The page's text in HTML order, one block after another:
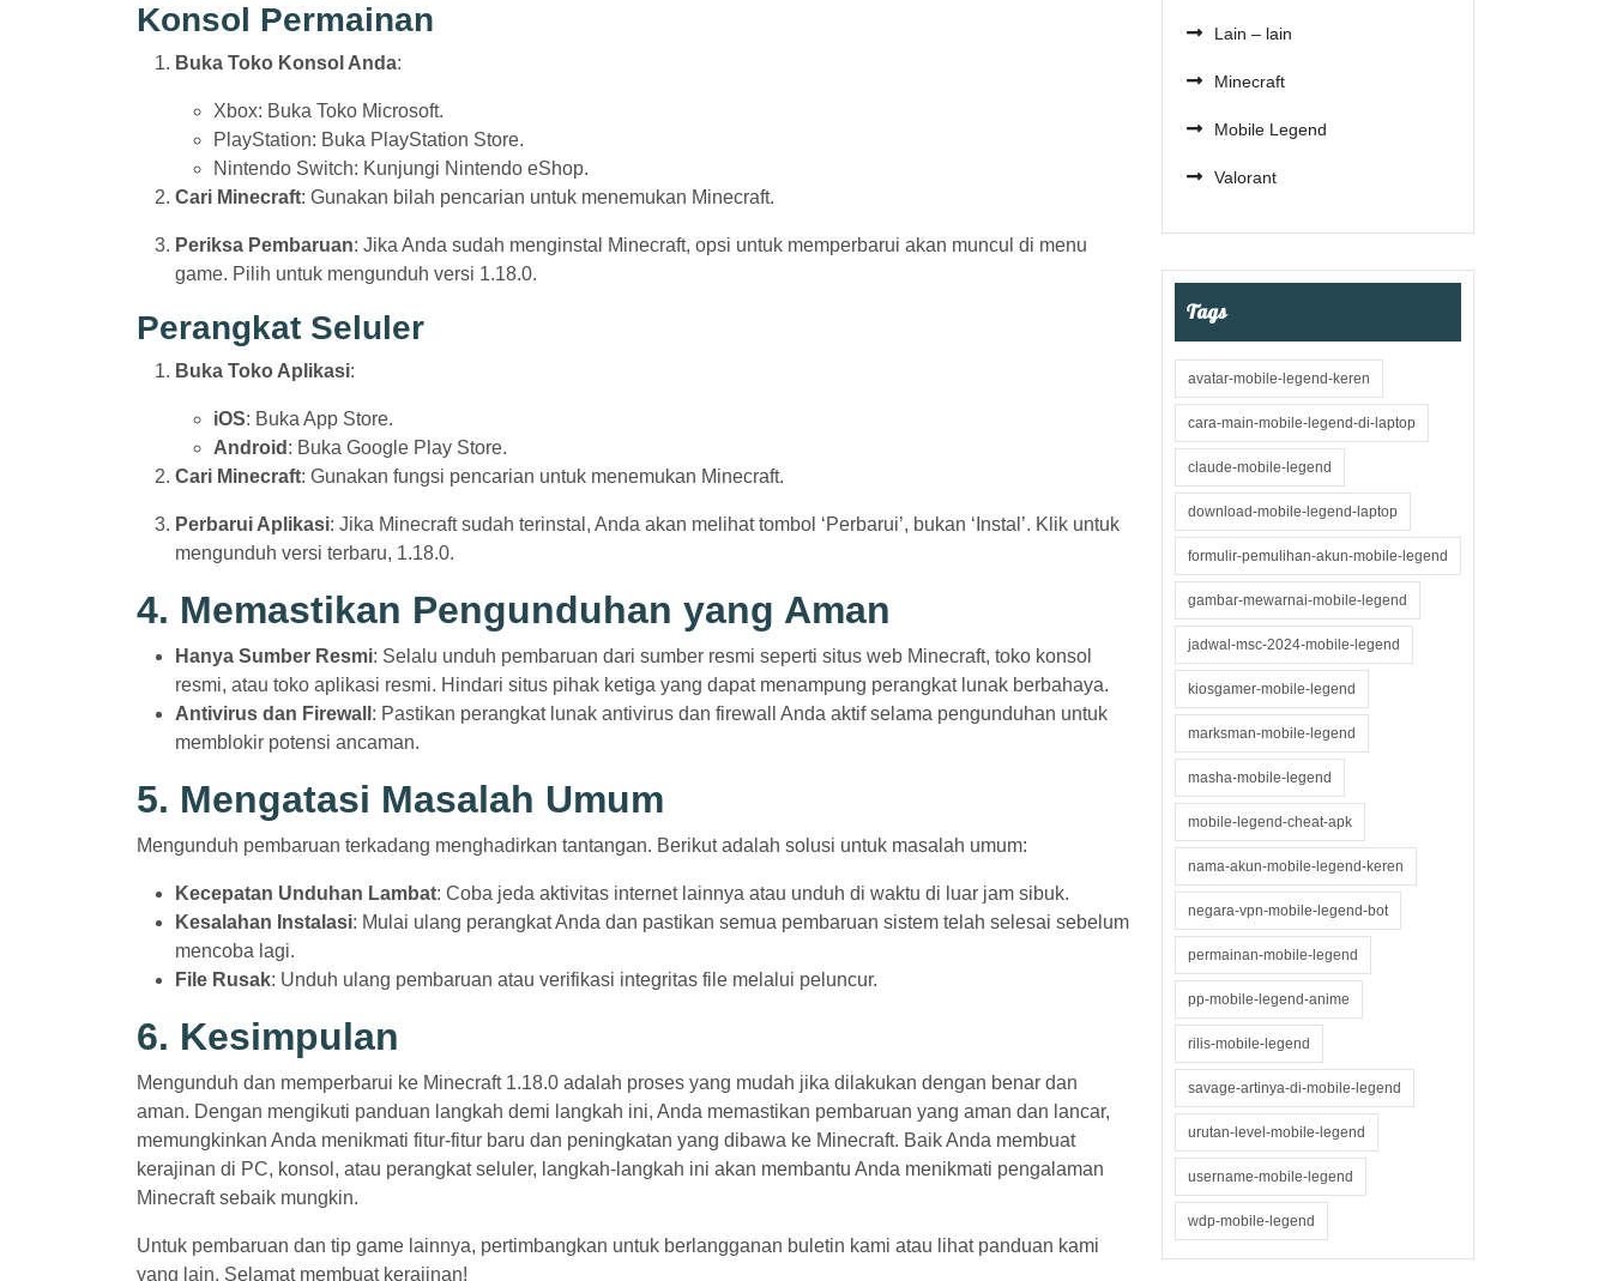
Konsol Permainan
Buka Toko Konsol Anda:
Xbox: Buka Toko Microsoft.
PlayStation: Buka PlayStation Store.
Nintendo Switch: Kunjungi Nintendo eShop.
Cari Minecraft: Gunakan bilah pencarian untuk menemukan Minecraft.
Periksa Pembaruan: Jika Anda sudah menginstal Minecraft, opsi untuk memperbarui akan muncul di menu
game. Pilih untuk mengunduh versi 1.18.0.
Perangkat Seluler
Buka Toko Aplikasi:
iOS: Buka App Store.
Android : Buka Google Play Store.
Cari Minecraft: Gunakan fungsi pencarian untuk menemukan Minecraft.
Perbarui Aplikasi: Jika Minecraft sudah terinstal, Anda akan melihat tombol ‘Perbarui’, bukan ‘Instal’. Klik untuk
mengunduh versi terbaru, 1.18.0.
4. Memastikan Pengunduhan yang Aman
Hanya Sumber Resmi: Selalu unduh pembaruan dari sumber resmi seperti situs web Minecraft, toko konsol
resmi, atau toko aplikasi resmi. Hindari situs pihak ketiga yang dapat menampung perangkat lunak berbahaya.
Antivirus dan Firewall : Pastikan perangkat lunak antivirus dan firewall Anda aktif selama pengunduhan untuk
memblokir potensi ancaman.
5. Mengatasi Masalah Umum
Mengunduh pembaruan terkadang menghadirkan tantangan. Berikut adalah solusi untuk masalah umum:
Kecepatan Unduhan Lambat: Coba jeda aktivitas internet lainnya atau unduh di waktu di luar jam sibuk.
Kesalahan Instalasi: Mulai ulang perangkat Anda dan pastikan semua pembaruan sistem telah selesai sebelum
mencoba lagi.
File Rusak: Unduh ulang pembaruan atau verifikasi integritas file melalui peluncur.
6. Kesimpulan
Mengunduh dan memperbarui ke Minecraft 1.18.0 adalah proses yang mudah jika dilakukan dengan benar dan
aman. Dengan mengikuti panduan langkah demi langkah ini, Anda memastikan pembaruan yang aman dan lancar,
memungkinkan Anda menikmati fitur-fitur baru dan peningkatan yang dibawa ke Minecraft. Baik Anda membuat
kerajinan di PC, konsol, atau perangkat seluler, langkah-langkah ini akan membantu Anda menikmati pengalaman
Minecraft sebaik mungkin.
Untuk pembaruan dan tip game lainnya, pertimbangkan untuk berlangganan buletin kami atau lihat panduan kami
yang lain. Selamat membuat kerajinan!
Lain – lain
Minecraft
Mobile Legend
Valorant
Tags
avatar-mobile-legend-keren
cara-main-mobile-legend-di-laptop
claude-mobile-legend
download-mobile-legend-laptop
formulir-pemulihan-akun-mobile-legend
gambar-mewarnai-mobile-legend
jadwal-msc-2024-mobile-legend
kiosgamer-mobile-legend
marksman-mobile-legend
masha-mobile-legend
mobile-legend-cheat-apk
nama-akun-mobile-legend-keren
negara-vpn-mobile-legend-bot
permainan-mobile-legend
pp-mobile-legend-anime
rilis-mobile-legend
savage-artinya-di-mobile-legend
urutan-level-mobile-legend
username-mobile-legend
wdp-mobile-legend